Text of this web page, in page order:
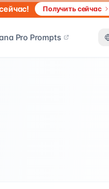
Получить сейчас
Pro Prompts